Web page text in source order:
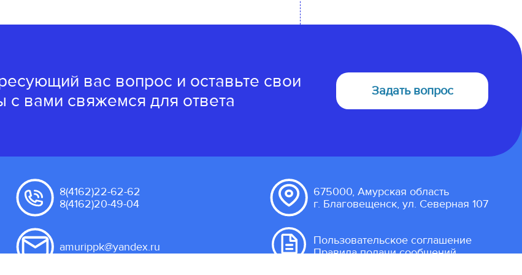
вас вопрос и оставьте свои
с вами свяжемся для ответа
Задать вопрос
8(4162)22-62-62
8(4162)20-49-04
amurippk@yandex.ru
675000, Амурская область
г. Благовещенск, ул. Северная 107
Пользовательское соглашение
Правила подачи сообщений